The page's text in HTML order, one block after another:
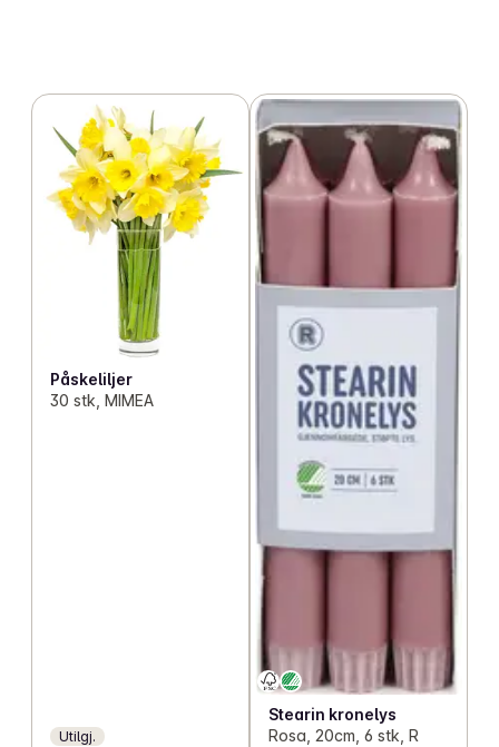
Påskeliljer
30 stk, MIMEA
Utilgj.
Stearin kronelys
Rosa, 20cm, 6 stk, R